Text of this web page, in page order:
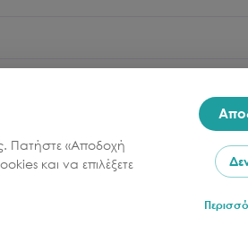
χωριά. Η κρουαζιέρα
Πατήστε «Αποδοχή
και να επιλέξετε